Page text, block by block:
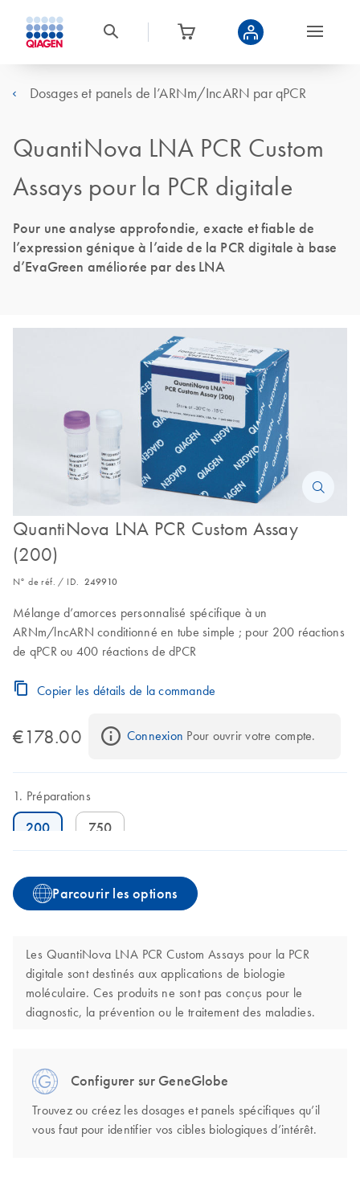
Dosages et panels de l’ARNm/IncARN par qPCR
QuantiNova LNA PCR Custom
Assays pour la PCR digitale
Pour une analyse approfondie, exacte et fiable de
l’expression génique à l’aide de la PCR digitale à base
d’EvaGreen améliorée par des LNA
QuantiNova LNA PCR Custom Assay
(200)
N° de réf. / ID.249910
Mélange d’amorces personnalisé spécifique à un
ARNm/lncARN conditionné en tube simple ; pour 200 réactions
de qPCR ou 400 réactions de dPCR
Copier les détails de la commande
€178.00 Connexion Pour ouvrir votre compte.
Préparations
200 750
Parcourir les options
Les QuantiNova LNA PCR Custom Assays pour la PCR
digitale sont destinés aux applications de biologie
moléculaire. Ces produits ne sont pas conçus pour le
diagnostic, la prévention ou le traitement des maladies.
Configurer sur GeneGlobe
Trouvez ou créez les dosages et panels spécifiques qu’il
vous faut pour identifier vos cibles biologiques d’intérêt.